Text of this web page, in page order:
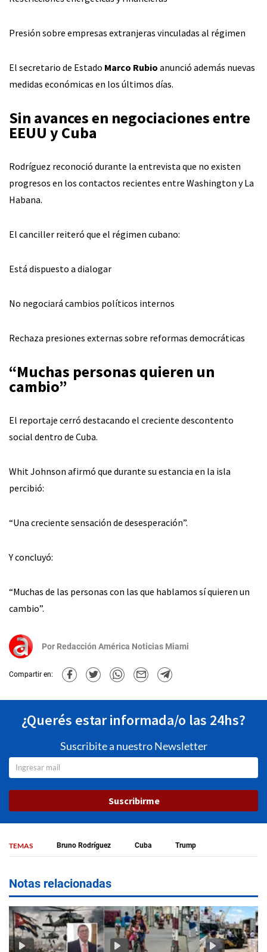
Presión sobre empresas extranjeras vinculadas al régimen
El secretario de Estado Marco Rubio anunció además nuevas
medidas económicas en los últimos días.
Sin avances en negociaciones entre
EEUU y Cuba
Rodríguez reconoció durante la entrevista que no existen
progresos en los contactos recientes entre Washington y La
Habana.
El canciller reiteró que el régimen cubano:
Está dispuesto a dialogar
No negociará cambios políticos internos
Rechaza presiones externas sobre reformas democráticas
“Muchas personas quieren un
cambio”
El reportaje cerró destacando el creciente descontento
social dentro de Cuba.
Whit Johnson afirmó que durante su estancia en la isla
percibió:
“Una creciente sensación de desesperación”.
Y concluyó:
“Muchas de las personas con las que hablamos sí quieren un
cambio”.
Por Redacción América Noticias Miami
Compartir en:
¿Querés estar informada/o las 24hs?
Suscribite a nuestro Newsletter
Suscribirme
TEMAS Bruno Rodríguez Cuba Trump
Notas relacionadas